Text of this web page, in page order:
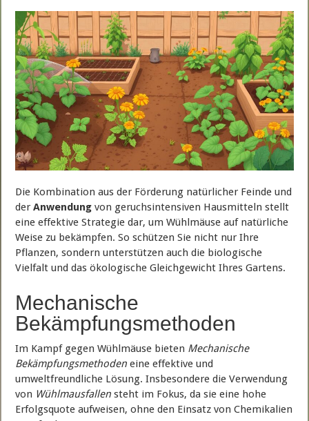
Die Kombination aus der Förderung natürlicher Feinde und
derAnwendung von geruchsintensiven Hausmitteln stellt
eine effektive Strategie dar, um Wühlmäuse auf natürliche
Weise zu bekämpfen. So schützen Sie nicht nur Ihre
Pflanzen, sondern unterstützen auch die biologische
Vielfalt und das ökologische Gleichgewicht Ihres Gartens.
Mechanische
Bekämpfungsmethoden
Im Kampf gegen Wühlmäuse bieten Mechanische
Bekämpfungsmethoden eine effektive und
umweltfreundliche Lösung. Insbesondere die Verwendung
von Wühlmausfallen steht im Fokus, da sie eine hohe
Erfolgsquote aufweisen, ohne den Einsatz von Chemikalien